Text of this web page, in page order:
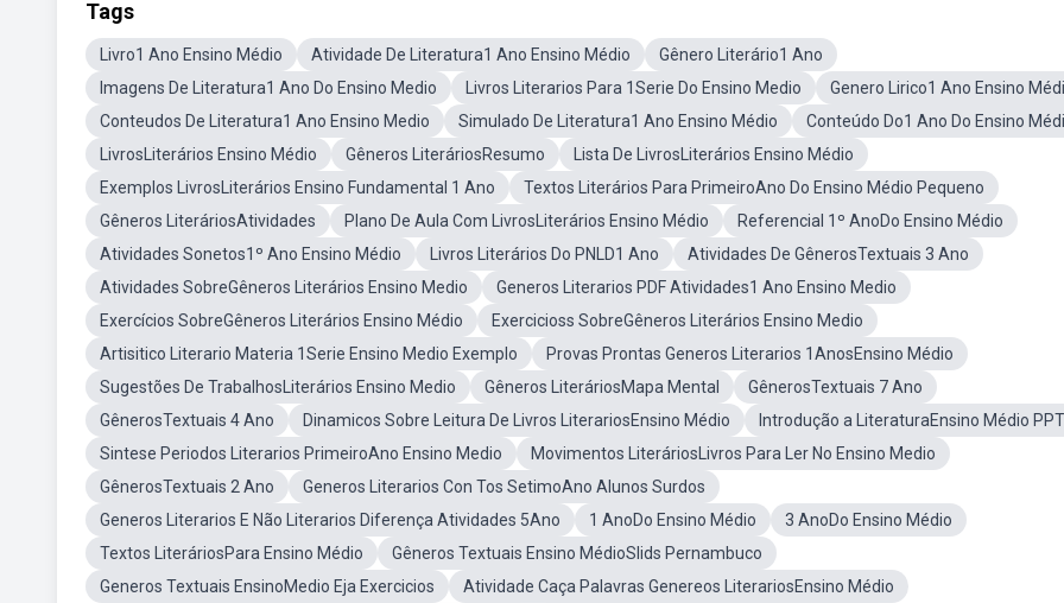
Tags
Livro1 Ano Ensino Médio Atividade De Literatura1 Ano Ensino Médio
Gênero Literário1 Ano
Imagens De Literatura1 Ano Do Ensino Medio
Livros Literarios Para 1Serie Do Ensino Medio
Genero Lirico1 Ano Ensino
Conteudos De Literatura1 Ano Ensino Medio
Simulado De Literatura1 Ano Ensino Médio
Conteúdo Do1 Ano Do Ensino
LivrosLiterários Ensino Médio
Gêneros LiteráriosResumo
Lista De LivrosLiterários Ensino Médio
Exemplos LivrosLiterários Ensino Fundamental 1 Ano
Textos Literários Para PrimeiroAno Do Ensino Médio Pequeno
Gêneros LiteráriosAtividades
Plano De Aula Com LivrosLiterários Ensino Médio
Referencial 1º AnoDo Ensino Médio
Atividades Sonetos1º Ano Ensino Médio
Livros Literários Do PNLD1 Ano
Atividades De GênerosTextuais 3 Ano
Atividades SobreGêneros Literários Ensino Medio
Generos Literarios PDF Atividades1 Ano Ensino Medio
Exercícios SobreGêneros Literários Ensino Médio
Exercicioss SobreGêneros Literários Ensino Medio
Artisitico Literario Materia 1Serie Ensino Medio Exemplo
Provas Prontas Generos Literarios 1AnosEnsino Médio
Sugestões De TrabalhosLiterários Ensino Medio
Gêneros LiteráriosMapa Mental
GênerosTextuais 7 Ano
GênerosTextuais 4 Ano
Dinamicos Sobre Leitura De Livros LiterariosEnsino Médio
Introdução a LiteraturaEnsino Médio PPT
Sintese Periodos Literarios PrimeiroAno Ensino Medio
Movimentos LiteráriosLivros Para Ler No Ensino Medio
GênerosTextuais 2 Ano
Generos Literarios Con Tos SetimoAno Alunos Surdos
Generos Literarios E Não Literarios Diferença Atividades 5Ano
1 AnoDo Ensino Médio
3 AnoDo Ensino Médio
Textos LiteráriosPara Ensino Médio
Gêneros Textuais Ensino MédioSlids Pernambuco
Generos Textuais EnsinoMedio Eja Exercicios
Atividade Caça Palavras Genereos LiterariosEnsino Médio